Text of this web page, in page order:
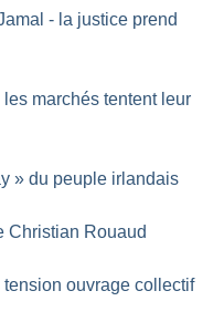
- la justice prend
marchés tentent leur
» du peuple irlandais
Christian Rouaud
ouvrage collectif